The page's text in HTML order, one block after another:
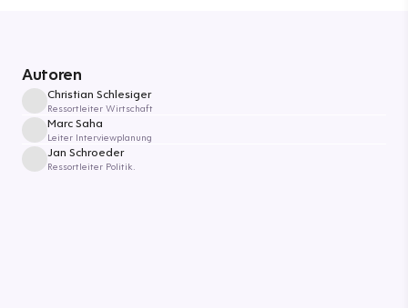
Autoren
Christian Schlesiger
Ressortleiter Wirtschaft
Marc Saha
Leiter Interviewplanung
Jan Schroeder
Ressortleiter Politik.